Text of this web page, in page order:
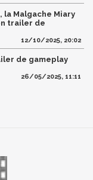
la Malgache Miary
trailer de
12/10/2025, 20:02
de gameplay
26/05/2025, 11:11